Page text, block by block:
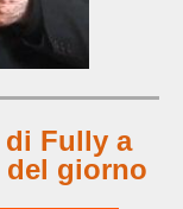
Fully a
del giorno